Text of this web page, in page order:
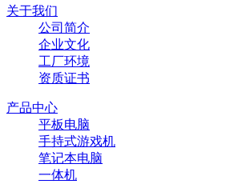
关于我们
公司简介
企业文化
工厂环境
资质证书
产品中心
平板电脑
手持式游戏机
笔记本电脑
一体机